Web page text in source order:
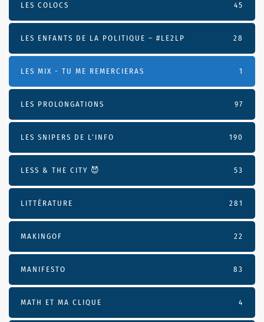
LES COLOCS 45
LES ENFANTS DE LA POLITIQUE – #LE2LP 28
LES MIX - TU ME REMERCIERAS 1
LES PROLONGATIONS 97
LES SNIPERS DE L’INFO 190
LESS & THE CITY 😈 53
LITTÉRATURE 281
MAKINGOF 22
MANIFESTO 83
MATH ET MA CLIQUE 4